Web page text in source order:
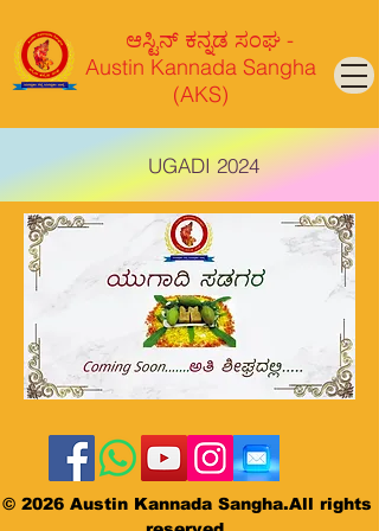
ಆಸ್ಟಿನ್ ಕನ್ನಡ ಸಂಘ -
Austin Kannada Sangha
(AKS)
UGADI 2024
© 2026 Austin Kannada Sangha.All rights